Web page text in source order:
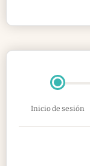
Inicio de sesión